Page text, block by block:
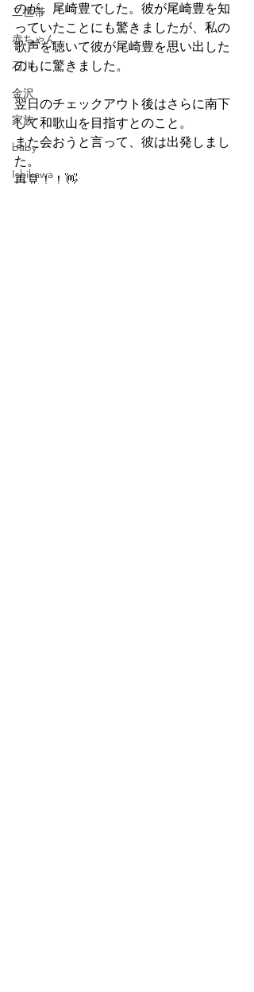
二世帯
赤ちゃん
石川
金沢
家族
baby
Ishikawa
のが、尾崎豊でした。彼が尾崎豊を知
っていたことにも驚きましたが、私の
歌声を聴いて彼が尾崎豊を思い出した
のもに驚きました。
翌日のチェックアウト後はさらに南下
して和歌山を目指すとのこと。
また会おうと言って、彼は出発しまし
た。
再見！！👋